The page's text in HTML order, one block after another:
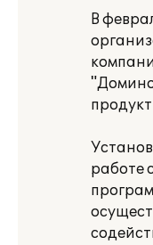
В
работе